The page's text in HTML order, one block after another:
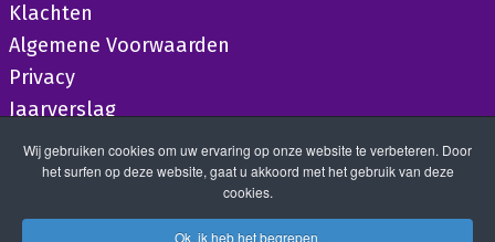
Klachten
Algemene Voorwaarden
Privacy
Jaarverslag
Wij gebruiken cookies om uw ervaring op onze website te verbeteren. Door
het surfen op deze website, gaat u akkoord met het gebruik van deze
cookies.
Ok, ik heb het begrepen.